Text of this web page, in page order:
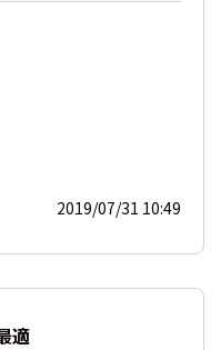
2019/07/31 10:49
適